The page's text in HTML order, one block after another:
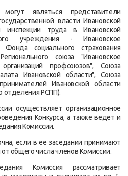
являться представители
власти Ивановской
инспекции труда в Ивановской
учреждения - Ивановское
Фонда социального страхования
союза "Ивановское
профсоюзов", Союза
Ивановской области", Союза
Ивановской области
отделения РСПП).
осуществляет организационное
Конкурса, а также ведет и
Комиссии.
если в ее заседании принимают
общего числа членов Комиссии.
Комиссия рассматривает